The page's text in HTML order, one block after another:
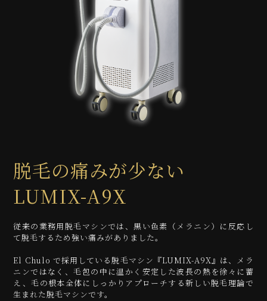
脱毛の痛みが少ない
LUMIX-A9X
従来の業務用脱毛マシンでは、黒い色素（メラニン）に反応し
て脱毛するため強い痛みがありました。
El Chulo で採用している脱毛マシン『LUMIX-A9X』は、メラ
ニンではなく、毛包の中に温かく安定した波長の熱を徐々に蓄
え、毛の根本全体にしっかりアプローチする新しい脱毛理論で
生まれた脱毛マシンです。